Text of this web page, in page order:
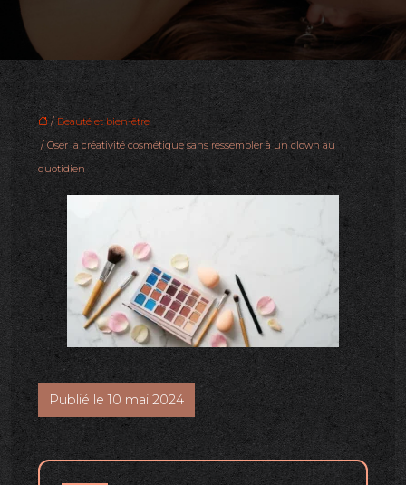
/ Beauté et bien-être
/ Oser la créativité cosmétique sans ressembler à un clown au
quotidien
Publié le 10 mai 2024